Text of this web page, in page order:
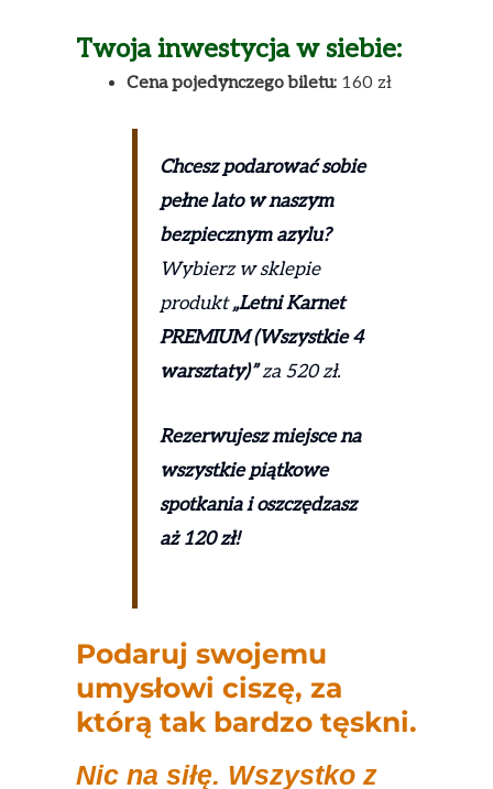
Twoja inwestycja w siebie:
Cena pojedynczego biletu: 160 zł
Chcesz podarować sobie
pełne lato w naszym
bezpiecznym azylu?
Wybierz w sklepie
produkt„Letni Karnet
PREMIUM (Wszystkie 4
warsztaty)”za 520 zł.
Rezerwujesz miejsce na
wszystkie piątkowe
spotkania i oszczędzasz
aż 120 zł!
Podaruj swojemu
umysłowi ciszę, za
którą tak bardzo tęskni.
Nic na siłę. Wszystko z